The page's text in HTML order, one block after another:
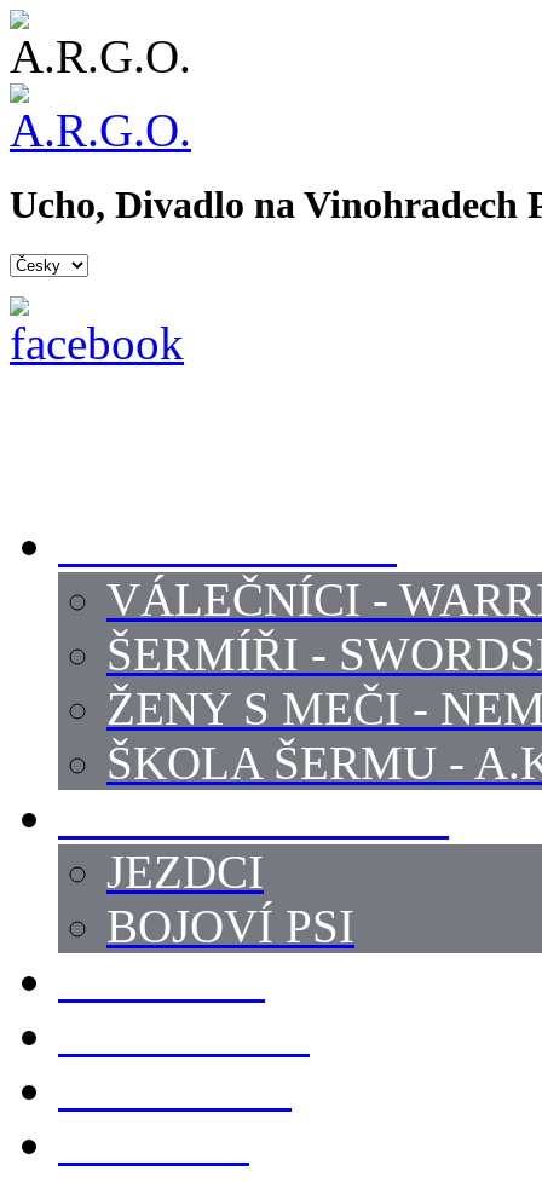
Ucho, Divadlo na Vinohradech
VÁLEČNÍCI -
ŠERMÍŘI -
ŽENY S MEČI -
ŠKOLA ŠERMU -
JEZDCI
BOJOVÍ PSI